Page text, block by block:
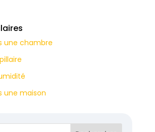
une chambre
une maison